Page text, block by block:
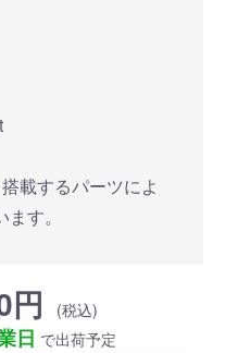
載するパーツによ
す。
円
(税込)
日 で出荷予定